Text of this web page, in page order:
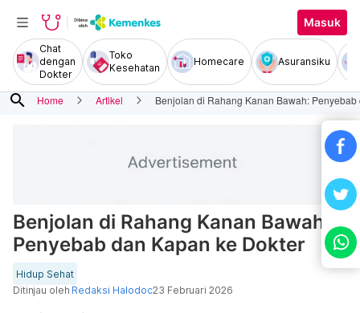
Masuk
Chat
dengan
Dokter
Toko
Kesehatan
Homecare Asuransiku
search Home Artikel Benjolan di Rahang Kanan Bawah:
Benjolan di Rahang Kanan Bawah:
Penyebab dan Kapan ke Dokter
Hidup Sehat
Ditinjau oleh Redaksi Halodoc23 Februari 2026